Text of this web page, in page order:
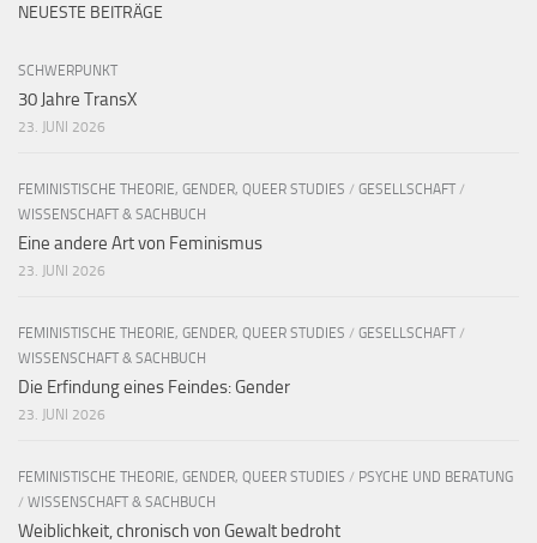
NEUESTE BEITRÄGE
SCHWERPUNKT
30 Jahre TransX
23. JUNI 2026
FEMINISTISCHE THEORIE, GENDER, QUEER STUDIES / GESELLSCHAFT /
WISSENSCHAFT & SACHBUCH
Eine andere Art von Feminismus
23. JUNI 2026
FEMINISTISCHE THEORIE, GENDER, QUEER STUDIES / GESELLSCHAFT /
WISSENSCHAFT & SACHBUCH
Die Erfindung eines Feindes: Gender
23. JUNI 2026
FEMINISTISCHE THEORIE, GENDER, QUEER STUDIES / PSYCHE UND BERATUNG
/ WISSENSCHAFT & SACHBUCH
Weiblichkeit, chronisch von Gewalt bedroht